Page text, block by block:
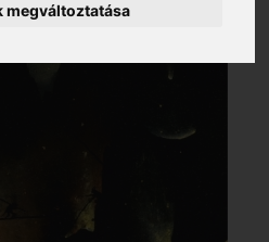
megváltoztatása